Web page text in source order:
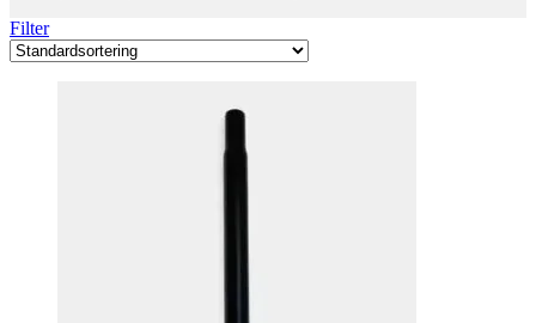
Filter